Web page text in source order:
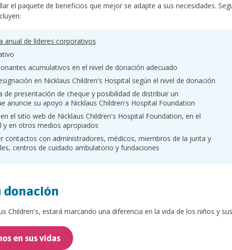
el paquete de beneficios que mejor se adapte a sus necesidades.
anual de líderes corporativos
acumulativos en el nivel de donación adecuado
en Nicklaus Children's Hospital según el nivel de donación
presentación de cheque y posibilidad de distribuir un
anuncie su apoyo a Nicklaus Children's Hospital Foundation
el sitio web de Nicklaus Children's Hospital Foundation, en el
y en otros medios apropiados
contactos con administradores, médicos, miembros de la junta y
centros de cuidado ambulatorio y fundaciones
donación
Children's, estará marcando una diferencia en la vida de los niños y
en sus vidas